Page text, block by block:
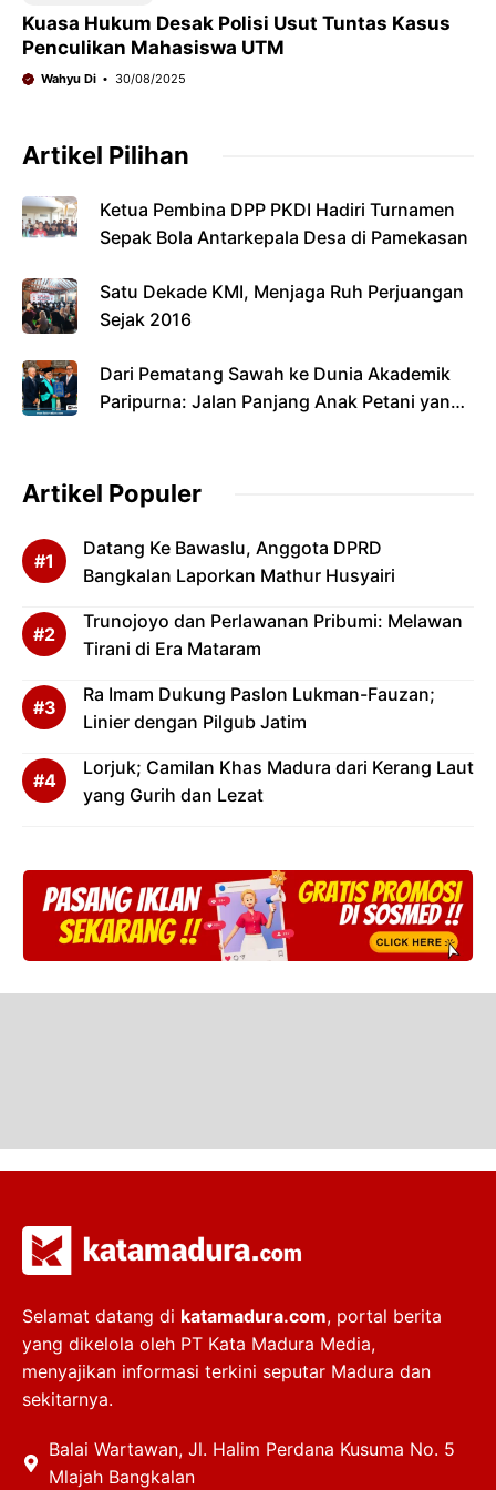
Kuasa Hukum Desak Polisi Usut Tuntas Kasus
Penculikan Mahasiswa UTM
Wahyu Di 30/08/2025
Artikel Pilihan
Ketua Pembina DPP PKDI Hadiri Turnamen
Sepak Bola Antarkepala Desa di Pamekasan
Satu Dekade KMI, Menjaga Ruh Perjuangan
Sejak 2016
Dari Pematang Sawah ke Dunia Akademik
Paripurna: Jalan Panjang Anak Petani yang
Artikel Populer
Datang Ke Bawaslu, Anggota DPRD
Bangkalan Laporkan Mathur Husyairi
Trunojoyo dan Perlawanan Pribumi: Melawan
Tirani di Era Mataram
Ra Imam Dukung Paslon Lukman-Fauzan;
Linier dengan Pilgub Jatim
Lorjuk; Camilan Khas Madura dari Kerang Laut
yang Gurih dan Lezat
Selamat datang di katamadura.com, portal berita
yang dikelola oleh PT Kata Madura Media,
menyajikan informasi terkini seputar Madura dan
sekitarnya.
Balai Wartawan, Jl. Halim Perdana Kusuma No. 5
Mlajah Bangkalan